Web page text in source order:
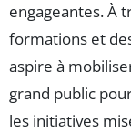
engageantes. À
formations et
aspire à
grand public
les initiatives